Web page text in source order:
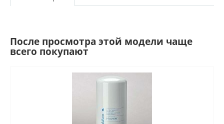
После просмотра этой модели чаще
всего покупают